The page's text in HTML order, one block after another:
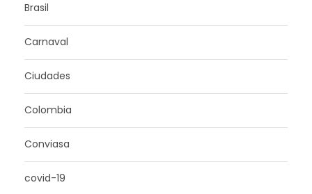
Brasil
Carnaval
Ciudades
Colombia
Conviasa
covid-19